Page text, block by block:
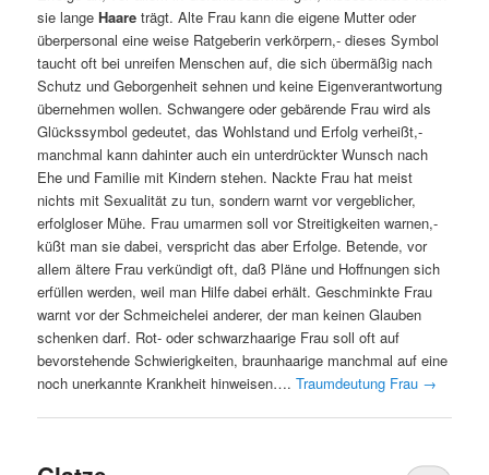
sie langeHaare trägt. Alte Frau kann die eigene Mutter oder
überpersonal eine weise Ratgeberin verkörpern,- dieses Symbol
taucht oft bei unreifen Menschen auf, die sich übermäßig nach
Schutz und Geborgenheit sehnen und keine Eigenverantwortung
übernehmen wollen. Schwangere oder gebärende Frau wird als
Glückssymbol gedeutet, das Wohlstand und Erfolg verheißt,-
manchmal kann dahinter auch ein unterdrückter Wunsch nach
Ehe und Familie mit Kindern stehen. Nackte Frau hat meist
nichts mit Sexualität zu tun, sondern warnt vor vergeblicher,
erfolgloser Mühe. Frau umarmen soll vor Streitigkeiten warnen,-
küßt man sie dabei, verspricht das aber Erfolge. Betende, vor
allem ältere Frau verkündigt oft, daß Pläne und Hoffnungen sich
erfüllen werden, weil man Hilfe dabei erhält. Geschminkte Frau
warnt vor der Schmeichelei anderer, der man keinen Glauben
schenken darf. Rot- oder schwarzhaarige Frau soll oft auf
bevorstehende Schwierigkeiten, braunhaarige manchmal auf eine
noch unerkannte Krankheit hinweisen….Traumdeutung Frau →